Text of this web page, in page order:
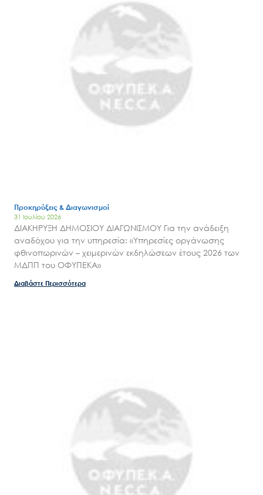
Άξονες δράσης
Μ.Δ.Π.Π.
Προκηρύξεις & Διαγωνισμοί
31 Ιουλίου 2026
ΔΙΑΚΗΡΥΞΗ ΔΗΜΟΣΙΟΥ ΔΙΑΓΩΝΙΣΜΟΥ Για την ανάδειξη
αναδόχου για την υπηρεσία: «Υπηρεσίες οργάνωσης
φθινοπωρινών – χειμερινών εκδηλώσεων έτους 2026 των
ΜΔΠΠ του ΟΦΥΠΕΚΑ»
Διαβάστε Περισσότερα